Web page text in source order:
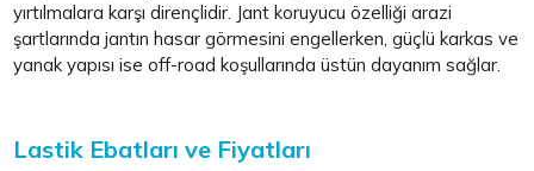
yırtılmalara karşı dirençlidir. Jant koruyucu özelliği arazi
şartlarında jantın hasar görmesini engellerken, güçlü karkas ve
yanak yapısı ise off-road koşullarında üstün dayanım sağlar.
Lastik Ebatları ve Fiyatları